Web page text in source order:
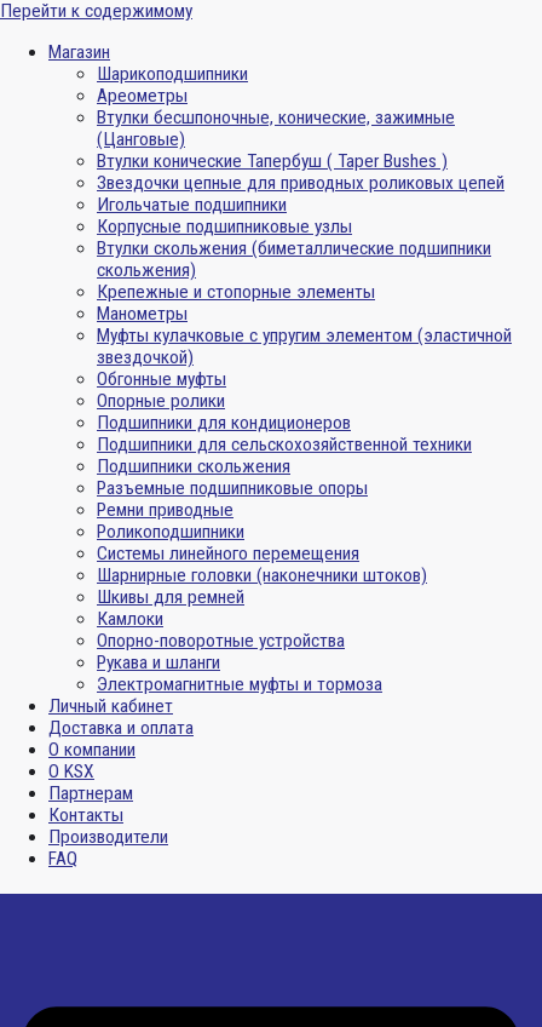
Перейти к содержимому
Магазин
Шарикоподшипники
Ареометры
Втулки бесшпоночные, конические, зажимные
(Цанговые)
Втулки конические Тапербуш ( Taper Bushes )
Звездочки цепные для приводных роликовых цепей
Игольчатые подшипники
Корпусные подшипниковые узлы
Втулки скольжения (биметаллические подшипники
скольжения)
Крепежные и стопорные элементы
Манометры
Муфты кулачковые с упругим элементом (эластичной
звездочкой)
Обгонные муфты
Опорные ролики
Подшипники для кондиционеров
Подшипники для сельскохозяйственной техники
Подшипники скольжения
Разъемные подшипниковые опоры
Ремни приводные
Роликоподшипники
Системы линейного перемещения
Шарнирные головки (наконечники штоков)
Шкивы для ремней
Камлоки
Опорно-поворотные устройства
Рукава и шланги
Электромагнитные муфты и тормоза
Личный кабинет
Доставка и оплата
О компании
О KSX
Партнерам
Контакты
Производители
FAQ